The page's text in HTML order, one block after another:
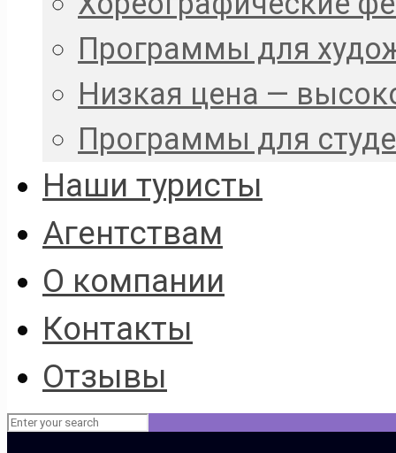
Программы для
Низкая цена —
Программы для
Наши туристы
Агентствам
О компании
Контакты
Отзывы